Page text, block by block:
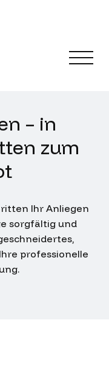
– in
zum
Ihr Anliegen
sorgfältig und
professionelle